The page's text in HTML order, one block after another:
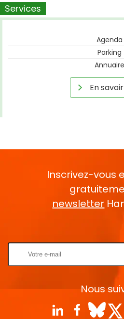
Services
Agenda
Parking
Annuaire
En
Inscrivez-vous
newsletter
Nous